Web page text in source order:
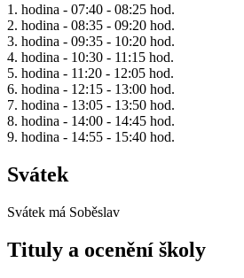
1. hodina - 07:40 - 08:25 hod.
2. hodina - 08:35 - 09:20 hod.
3. hodina - 09:35 - 10:20 hod.
4. hodina - 10:30 - 11:15 hod.
5. hodina - 11:20 - 12:05 hod.
6. hodina - 12:15 - 13:00 hod.
7. hodina - 13:05 - 13:50 hod.
8. hodina - 14:00 - 14:45 hod.
9. hodina - 14:55 - 15:40 hod.
Svátek
Svátek má Soběslav
Tituly a ocenění školy